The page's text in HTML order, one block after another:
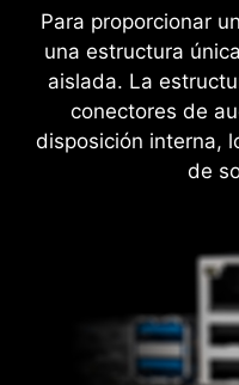
Para proporcionar
una estructura
aislada. La
conectores de
disposición interna,
de
CPU
Aplica
overclocking de
Las placas
gratuita de 60
diagnóstico y
puedes
hardware y
múltiples